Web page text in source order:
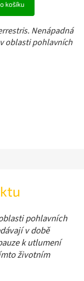
košíku
Nenápadná
oblasti pohlavních
pohlavních
v době
k utlumení
životním